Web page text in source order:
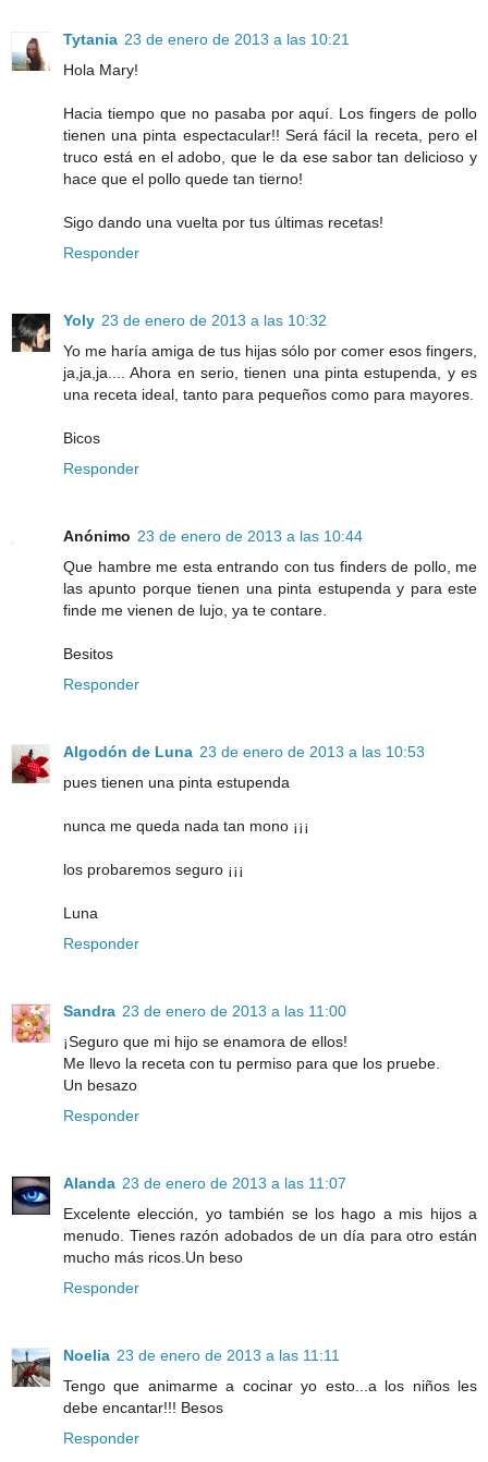
Tytania 23 de enero de 2013 a las 10:21
Hola Mary!
Hacia tiempo que no pasaba por aquí. Los fingers de pollo
tienen una pinta espectacular!! Será fácil la receta, pero el
truco está en el adobo, que le da ese sabor tan delicioso y
hace que el pollo quede tan tierno!
Sigo dando una vuelta por tus últimas recetas!
Responder
Yoly 23 de enero de 2013 a las 10:32
Yo me haría amiga de tus hijas sólo por comer esos fingers,
ja,ja,ja.... Ahora en serio, tienen una pinta estupenda, y es
una receta ideal, tanto para pequeños como para mayores.
Bicos
Responder
Anónimo 23 de enero de 2013 a las 10:44
Que hambre me esta entrando con tus finders de pollo, me
las apunto porque tienen una pinta estupenda y para este
finde me vienen de lujo, ya te contare.
Besitos
Responder
Algodón de Luna 23 de enero de 2013 a las 10:53
pues tienen una pinta estupenda
nunca me queda nada tan mono ¡¡¡
los probaremos seguro ¡¡¡
Luna
Responder
Sandra 23 de enero de 2013 a las 11:00
¡Seguro que mi hijo se enamora de ellos!
Me llevo la receta con tu permiso para que los pruebe.
Un besazo
Responder
Alanda 23 de enero de 2013 a las 11:07
Excelente elección, yo también se los hago a mis hijos a
menudo. Tienes razón adobados de un día para otro están
mucho más ricos.Un beso
Responder
Noelia 23 de enero de 2013 a las 11:11
Tengo que animarme a cocinar yo esto...a los niños les
debe encantar!!! Besos
Responder